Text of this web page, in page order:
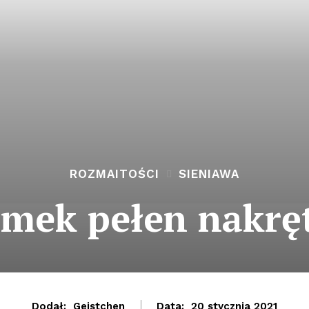
ROZMAITOŚCI SIENIAWA
pełen
Dodał: Geistchen Data: 20 stycznia 2021